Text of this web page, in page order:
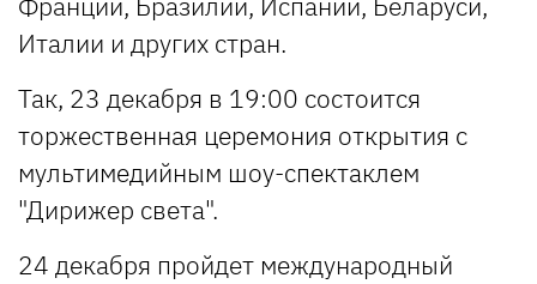
Италии и других стран.
Так, 23 декабря в 19:00 состоится
торжественная церемония открытия с
мультимедийным шоу-спектаклем
"Дирижер света".
24 декабря пройдет международный